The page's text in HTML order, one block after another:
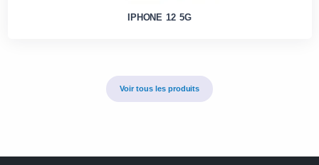
IPHONE 12 5G
Voir tous les produits